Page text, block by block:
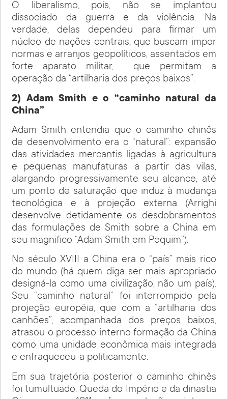
O liberalismo, pois, não se implantou
dissociado da guerra e da violência. Na
verdade, delas dependeu para firmar um
núcleo de nações centrais, que buscam impor
normas e arranjos geopolíticos, assentados em
forte aparato militar,
que permitam a
operação da “artilharia dos preços baixos”.
2) Adam Smith e o “caminho natural da
China”
Adam Smith entendia que o caminho chinês
de desenvolvimento era o “natural”: expansão
das atividades mercantis ligadas à agricultura
e pequenas manufaturas a partir das vilas,
alargando progressivamente seu alcance, até
um ponto de saturação que induz à mudança
tecnológica e à projeção externa (Arrighi
desenvolve detidamente os desdobramentos
das formulações de Smith sobre a China em
seu magnifico “Adam Smith em Pequim”).
No século XVIII a China era o “país” mais rico
do mundo (há quem diga ser mais apropriado
designá-la como uma civilização, não um país).
Seu “caminho natural” foi interrompido pela
projeção européia, que com a “artilharia dos
canhões”, acompanhada dos preços baixos,
atrasou o processo interno formação da China
como uma unidade econômica mais integrada
e enfraqueceu-a politicamente.
Em sua trajetória posterior o caminho chinês
foi tumultuado. Queda do Império e da dinastia